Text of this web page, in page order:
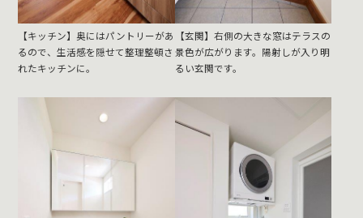
【キッチン】奥にはパントリーがあ
るので、生活感を隠せて整理整頓さ
れたキッチンに。
【玄関】右側の大きな窓はテラスの
景色が広がります。陽射しが入り明
るい玄関です。